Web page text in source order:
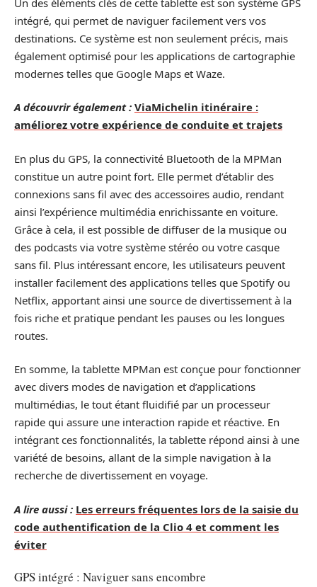
intégré, qui permet de naviguer facilement vers vos
destinations. Ce système est non seulement précis, mais
également optimisé pour les applications de cartographie
modernes telles que Google Maps et Waze.
A découvrir également : ViaMichelin itinéraire :
améliorez votre expérience de conduite et trajets
En plus du GPS, la connectivité Bluetooth de la MPMan
constitue un autre point fort. Elle permet d’établir des
connexions sans fil avec des accessoires audio, rendant
ainsi l’expérience multimédia enrichissante en voiture.
Grâce à cela, il est possible de diffuser de la musique ou
des podcasts via votre système stéréo ou votre casque
sans fil. Plus intéressant encore, les utilisateurs peuvent
installer facilement des applications telles que Spotify ou
Netflix, apportant ainsi une source de divertissement à la
fois riche et pratique pendant les pauses ou les longues
routes.
En somme, la tablette MPMan est conçue pour fonctionner
avec divers modes de navigation et d’applications
multimédias, le tout étant fluidifié par un processeur
rapide qui assure une interaction rapide et réactive. En
intégrant ces fonctionnalités, la tablette répond ainsi à une
variété de besoins, allant de la simple navigation à la
recherche de divertissement en voyage.
A lire aussi : Les erreurs fréquentes lors de la saisie du
code authentification de la Clio 4 et comment les
éviter
GPS intégré : Naviguer sans encombre